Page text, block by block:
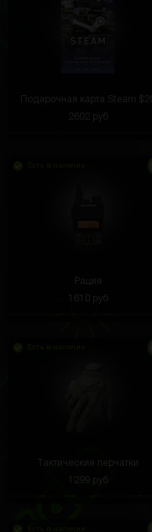
Подарочная карта Steam $20
2602 руб
Рация
1610 руб
Тактические перчатки
1299 руб